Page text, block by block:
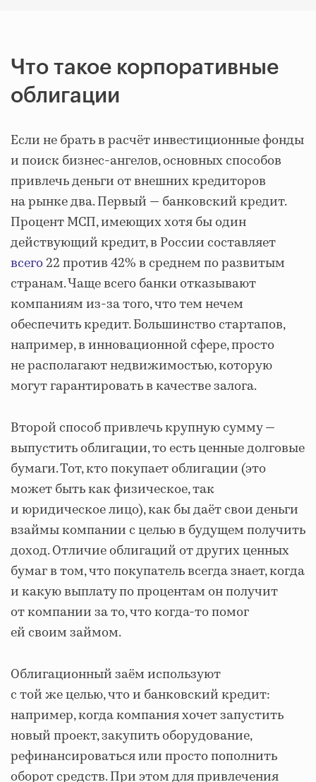
Что такое корпоративные
облигации
Если не брать в расчёт инвестиционные фонды
и поиск бизнес-ангелов, основных способов
привлечь деньги от внешних кредиторов
на рынке два. Первый — банковский кредит.
Процент МСП, имеющих хотя бы один
действующий кредит, в России составляет
всего22 против 42% в среднем по развитым
странам. Чаще всего банки отказывают
компаниям из-за того, что тем нечем
обеспечить кредит. Большинство стартапов,
например, в инновационной сфере, просто
не располагают недвижимостью, которую
могут гарантировать в качестве залога.
Второй способ привлечь крупную сумму —
выпустить облигации, то есть ценные долговые
бумаги. Тот, кто покупает облигации (это
может быть как физическое, так
и юридическое лицо), как бы даёт свои деньги
взаймы компании с целью в будущем получить
доход. Отличие облигаций от других ценных
бумаг в том, что покупатель всегда знает, когда
и какую выплату по процентам он получит
от компании за то, что когда-то помог
ей своим займом.
Облигационный заём используют
с той же целью, что и банковский кредит:
например, когда компания хочет запустить
новый проект, закупить оборудование,
рефинансироваться или просто пополнить
оборот средств. При этом для привлечения